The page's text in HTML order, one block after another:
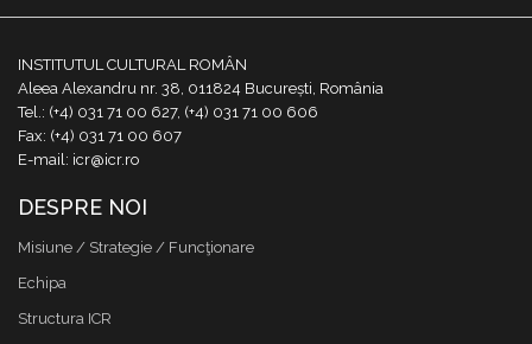
INSTITUTUL CULTURAL ROMÂN
Aleea Alexandru nr. 38, 011824 București, România
Tel.: (+4) 031 71 00 627, (+4) 031 71 00 606
Fax: (+4) 031 71 00 607
E-mail: icr@icr.ro
DESPRE NOI
Misiune / Strategie / Funcţionare
Echipa
Structura ICR